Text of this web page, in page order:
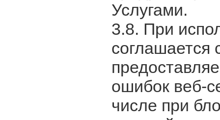
Услугами.
3.8. При
соглашается
ошибок веб-
числе при